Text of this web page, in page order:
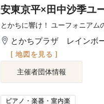
安東京平×田中沙季ユ
とかちに響け！ ユーフォニアム
とかちプラザ レインボ
[ 地図を見る ]
主催者団体情報
ピアノ・楽器・室内楽